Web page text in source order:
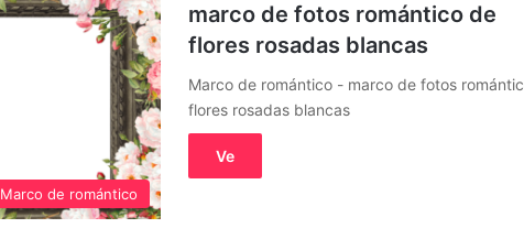
Marco de romántico
marco de fotos romántico de
flores rosadas blancas
Marco de romántico - marco de fotos
flores rosadas blancas
Ve